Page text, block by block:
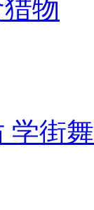
物
学街